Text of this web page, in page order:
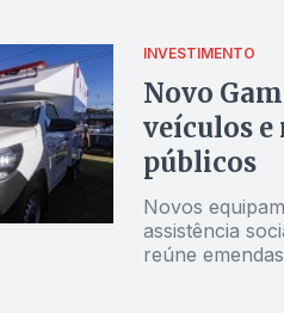
INVESTIMENTO
Novo
veículos
públicos
Novos
assistência
reúne